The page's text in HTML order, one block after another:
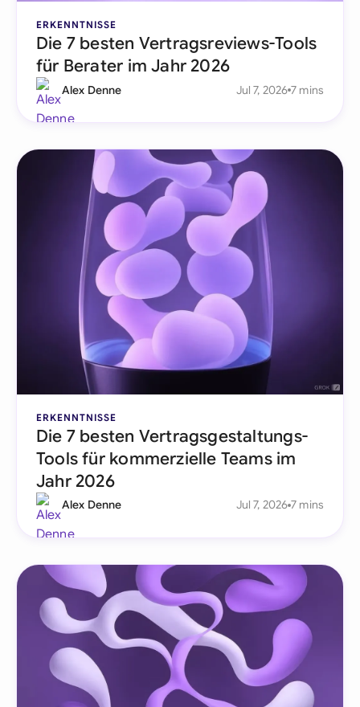
ERKENNTNISSE
Die 7 besten Vertragsreviews-Tools
für Berater im Jahr 2026
Alex Denne Jul 7, 2026 7 mins
ERKENNTNISSE
Die 7 besten Vertragsgestaltungs-
Tools für kommerzielle Teams im
Jahr 2026
Alex Denne Jul 7, 2026 7 mins